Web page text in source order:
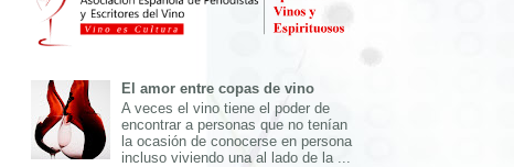
El amor entre copas de vino
A veces el vino tiene el poder de
encontrar a personas que no tenían
la ocasión de conocerse en persona
incluso viviendo una al lado de la ...